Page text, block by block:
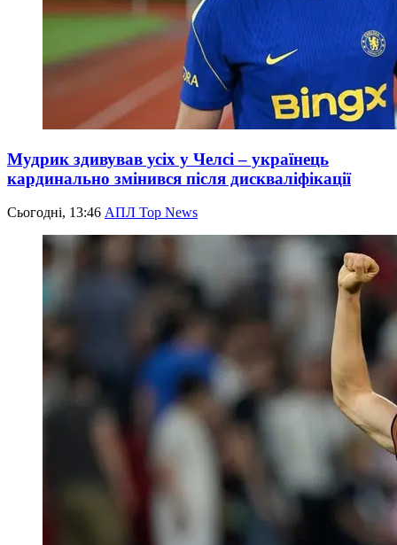
Мудрик здивував усіх у Челсі – українець
кардинально змінився після дискваліфікації
Сьогодні, 13:46 АПЛ Top News